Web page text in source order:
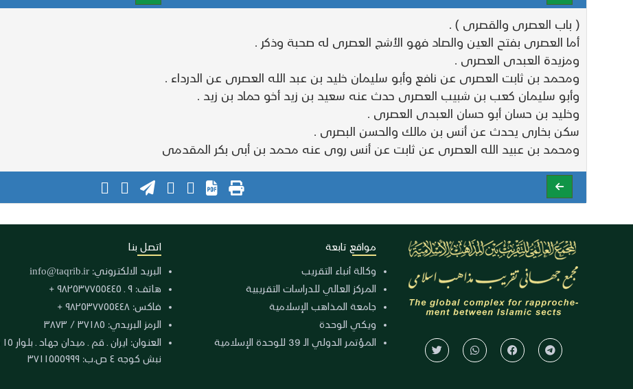
( باب العصرى والقصرى ) .
أما العصرى بفتح العين والصاد فهو الأشج العصرى له صحبة وذكر .
ومزيدة العبدى العصرى .
ومحمد بن ثابت العصرى عن نافع وأبو سليمان خليد بن عبد الله العصرى عن الدرداء .
وأبو سليمان كعب بن شبيب العصرى حدث عنه سعيد بن زيد أخو حماد بن زيد .
وخليد بن حسان أبو حسان العبدى العصرى .
سكن بخارى يحدث عن أنس بن مالك والحسن البصرى .
ومحمد بن عبيد الله العصرى عن ثابت عن أنس روى عنه محمد بن أبى بكر المقدمى
مواقع تابعة
وكالة أنباء التقريب
المركز العالي للدراسات التقريبية
جامعة المذاهب الإسلامية
ويكي الوحدة
المؤتمر الدولي الـ 39 للوحدة الإسلامية
اتصل بنا
البريد الالكتروني: info@taqrib.ir
هاتف: ٩ ـ ٩٨٢٥٣٧٧٥٥٤٤٥ +
فاكس: ٩٨٢٥٣٧٧٥٥٤٤٨ +
الرمز البريدي: ٣٧١٨٥ / ٣٨٧٣
نبش كوجه ٤ ص.ب: ٣٧١١٥٥٥٩٩٩